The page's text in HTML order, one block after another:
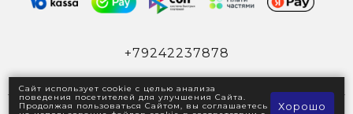
+79242237878
Сайт использует cookie с целью анализа
поведения посетителей для улучшения Сайта.
Продолжая пользоваться Сайтом, вы соглашаетесь
Хорошо